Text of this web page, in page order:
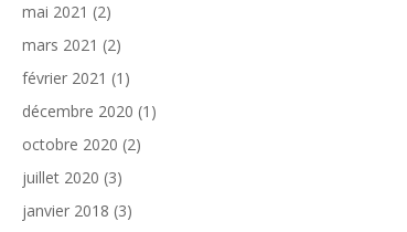
mai 2021 (2)
mars 2021 (2)
février 2021 (1)
décembre 2020 (1)
octobre 2020 (2)
juillet 2020 (3)
janvier 2018 (3)